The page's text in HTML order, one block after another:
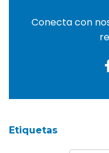
Conecta con
Etiquetas